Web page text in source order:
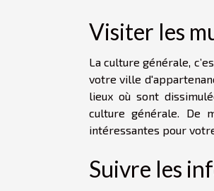
Visiter les
La culture générale,
votre ville
lieux où sont
culture générale. De
intéressantes pour
Suivre les